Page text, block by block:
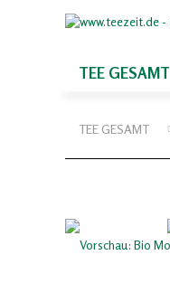
TEE GESAMT
TEE GESAMT